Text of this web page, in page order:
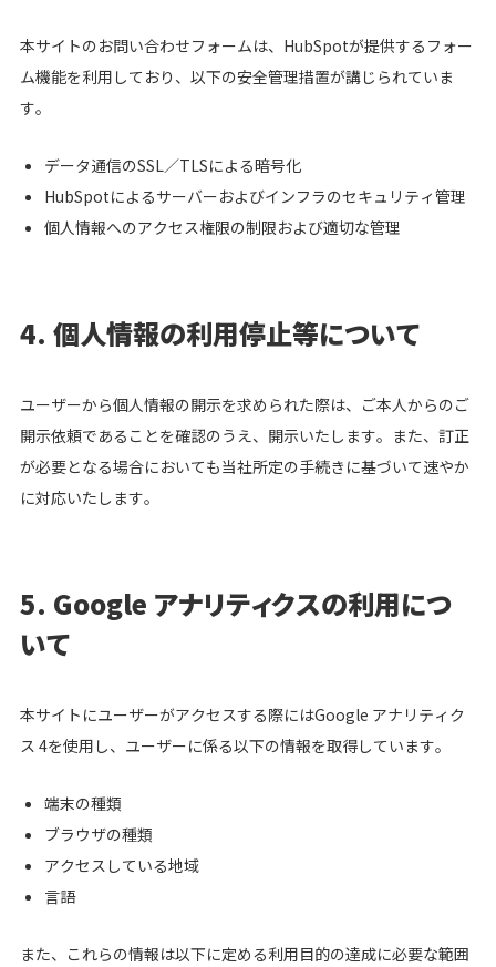
本サイトのお問い合わせフォームは、HubSpotが提供するフォー
ム機能を利用しており、以下の安全管理措置が講じられていま
す。
データ通信のSSL／TLSによる暗号化
HubSpotによるサーバーおよびインフラのセキュリティ管理
個人情報へのアクセス権限の制限および適切な管理
4. 個人情報の利用停止等について
ユーザーから個人情報の開示を求められた際は、ご本人からのご
開示依頼であることを確認のうえ、開示いたします。また、訂正
が必要となる場合においても当社所定の手続きに基づいて速やか
に対応いたします。
5. Google アナリティクスの利用につ
いて
本サイトにユーザーがアクセスする際にはGoogle アナリティク
ス 4を使用し、ユーザーに係る以下の情報を取得しています。
端末の種類
ブラウザの種類
アクセスしている地域
言語
また、これらの情報は以下に定める利用目的の達成に必要な範囲